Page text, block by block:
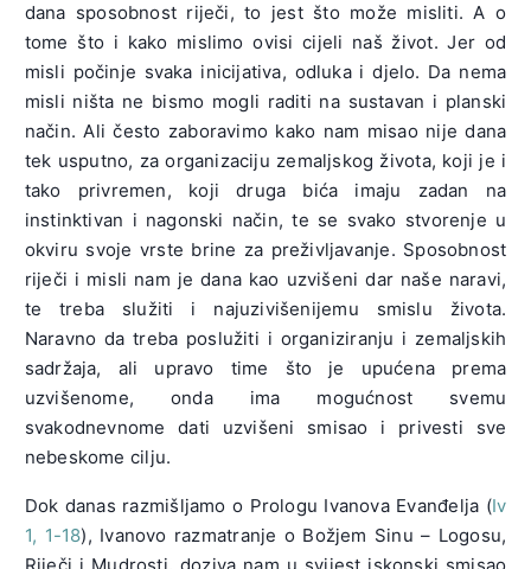
dana sposobnost riječi, to jest što može misliti. A o
tome što i kako mislimo ovisi cijeli naš život. Jer od
misli počinje svaka inicijativa, odluka i djelo. Da nema
misli ništa ne bismo mogli raditi na sustavan i planski
način. Ali često zaboravimo kako nam misao nije dana
tek usputno, za organizaciju zemaljskog života, koji je i
tako privremen, koji druga bića imaju zadan na
instinktivan i nagonski način, te se svako stvorenje u
okviru svoje vrste brine za preživljavanje. Sposobnost
riječi i misli nam je dana kao uzvišeni dar naše naravi,
te treba služiti i najuzivišenijemu smislu života.
Naravno da treba poslužiti i organiziranju i zemaljskih
sadržaja, ali upravo time što je upućena prema
uzvišenome, onda ima mogućnost svemu
svakodnevnome dati uzvišeni smisao i privesti sve
nebeskome cilju.
Dok danas razmišljamo o Prologu Ivanova Evanđelja (Iv
1, 1-18), Ivanovo razmatranje o Božjem Sinu – Logosu,